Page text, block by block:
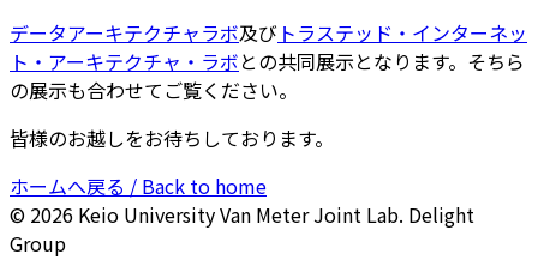
データアーキテクチャラボ及び トラステッド・インターネッ
ト・アーキテクチャ・ラボとの共同展示となります。そちら
の展示も合わせてご覧ください。
皆様のお越しをお待ちしております。
ホームへ戻る / Back to home
© 2026 Keio University Van Meter Joint Lab. Delight
Group